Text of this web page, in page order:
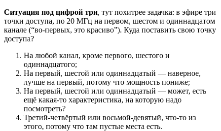
Ситуация под цифрой три, тут похитрее задачка: в эфире три
точки доступа, по 20 МГц на первом, шестом и одиннадцатом
канале (“во-первых, это красиво”). Куда поставить свою точку
доступа?
На любой канал, кроме первого, шестого и
одиннадцатого;
На первый, шестой или одиннадцатый — наверное,
лучше на первый, потому что мощность пониже;
На первый, шестой или одиннадцатый — может, есть
ещё какая-то характеристика, на которую надо
посмотреть?
Третий-четвёртый или восьмой-девятый, что-то из
этого, потому что там пустые места есть.